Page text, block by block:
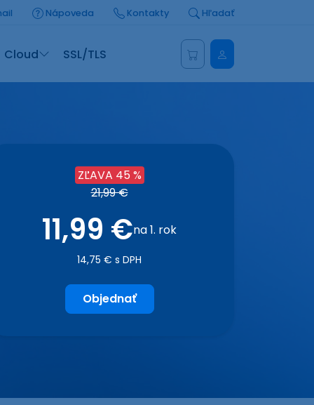
Nápoveda Kontakty Hľadať
Cloud SSL/TLS Administrácia
ZĽAVA 45 %
21,99 €
11,99 €na 1. rok
14,75 € s DPH
Objednať